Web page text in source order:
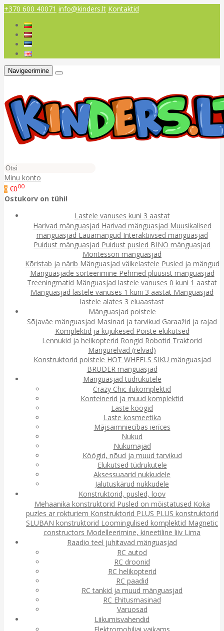
+370 600 40071 info@kinders.lt Kontaktid
Navigeerimine
Minu konto
0 €000
Ostukorv on tühi!
Lastele vanuses kuni 3 aastat
Harivad mänguasjad Harivad mänguasjad Muusikalised
mänguasjad Lauamängud Interaktiivsed mänguasjad
Puidust mänguasjad Puidust pusled BINO mänguasjad
Montessori mänguasjad
Kõristab ja närib Mänguasjad väikelastele Pusled ja mängud
Mänguasjade sorteerimine Pehmed plüüsist mänguasjad
Treeningmatid Mänguasjad lastele vanuses 0 kuni 1 aastat
Mänguasjad lastele vanuses 1 kuni 3 aastat Mänguasjad
lastele alates 3 eluaastast
Mänguasjad poistele
Sõjaväe mänguasjad Masinad ja tarvikud Garaažid ja rajad
Komplektid ja kujukesed Poiste elukutsed
Lennukid ja helikopterid Rongid Robotid Traktorid
Mängurelvad (relvad)
Konstruktorid poistele HOT WHEELS SIKU mänguasjad
BRUDER mänguasjad
Mänguasjad tüdrukutele
Crazy Chic ilukomplektid
Konteinerid ja muud komplektid
Laste köögid
Laste kosmeetika
Mājsaimniecības ierīces
Nukud
Nukumajad
Köögid, nõud ja muud tarvikud
Elukutsed tüdrukutele
Aksessuaarid nukkudele
Jalutuskärud nukkudele
Konstruktorid, pusled, loov
Mehaanika konstruktorid Pusled on mõistatused Koka
puzles ar rokturiem Konstruktorid PLUS PLUS konstruktorid
SLUBAN konstruktorid Loomingulised komplektid Magnetic
constructors Modelleerimine, kineetiline liiv Lima
Raadio teel juhitavad mänguasjad
RC autod
RC droonid
RC helikopterid
RC paadid
RC tankid ja muud mänguasjad
RC Ehitusmasinad
Varuosad
Liikumisvahendid
Elektromobiliai vaikams